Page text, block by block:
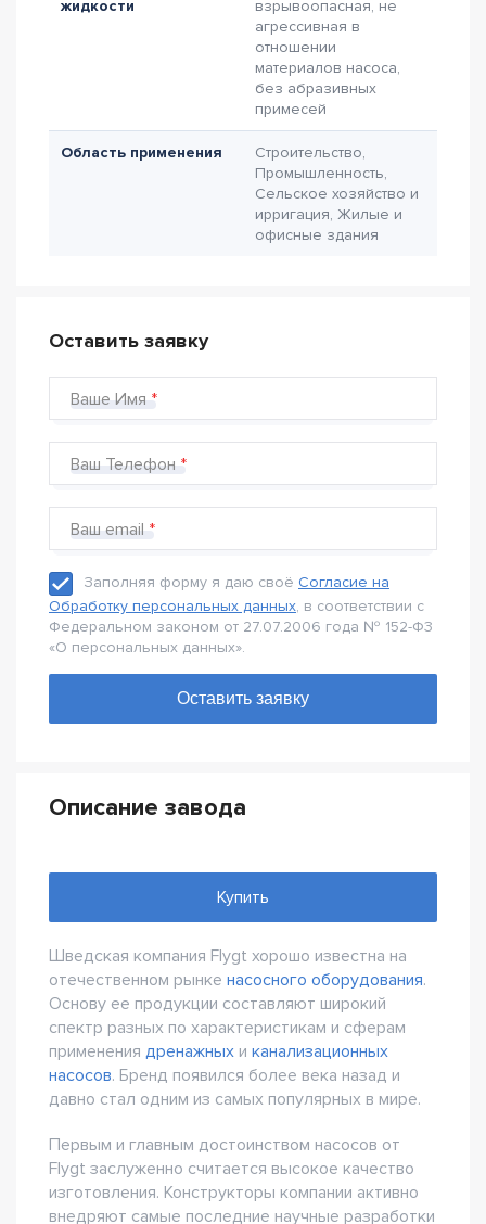
жидкости
взрывоопасная, не
агрессивная в
отношении
материалов насоса,
без абразивных
примесей
Область применения
Строительство,
Промышленность,
Сельское хозяйство и
ирригация, Жилые и
офисные здания
Оставить заявку
Ваше Имя
Ваш Телефон
Ваш email
Заполняя форму я даю своё Согласие на
Обработку персональных данных, в соответствии с
Федеральном законом от 27.07.2006 года № 152-Ф3
«О персональных данных».
Описание завода
Купить
Шведская компания Flygt хорошо известна на
отечественном рынке насосного оборудования.
Основу ее продукции составляют широкий
спектр разных по характеристикам и сферам
применения дренажных и канализационных
насосов. Бренд появился более века назад и
давно стал одним из самых популярных в мире.
Первым и главным достоинством насосов от
Flygt заслуженно считается высокое качество
изготовления. Конструкторы компании активно
внедряют самые последние научные разработки